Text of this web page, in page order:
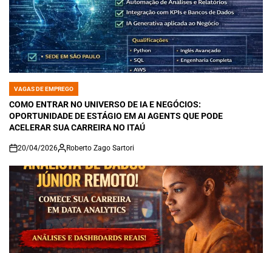
POSTED
IN
VAGAS DE EMPREGO
COMO ENTRAR NO UNIVERSO DE IA E NEGÓCIOS:
OPORTUNIDADE DE ESTÁGIO EM AI AGENTS QUE PODE
ACELERAR SUA CARREIRA NO ITAÚ
on
20/04/2026 Roberto Zago Sartori